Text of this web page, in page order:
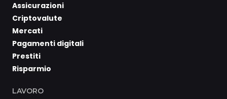
Assicurazioni
Criptovalute
Mercati
Pagamenti digitali
Prestiti
Risparmio
LAVORO